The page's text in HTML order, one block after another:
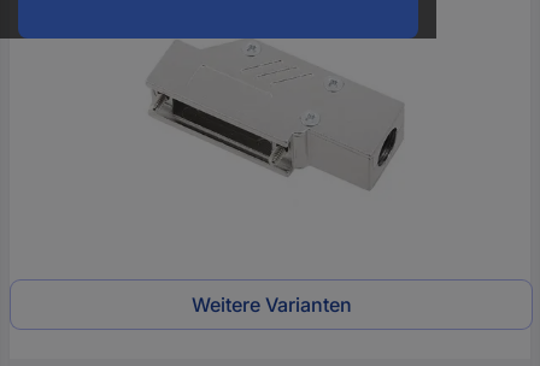
Weitere Varianten